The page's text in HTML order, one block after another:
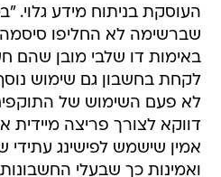
העוסקת בניתוח מידע גלוי.
שברשימה לא החליפו סיסמה
באימות דו שלבי מובן שהם
לקחת בחשבון גם שימוש
לא פעם השימוש של
דווקא לצורך פריצה מיידית
אמין שישמש לפישינג עתידי
ואמינות כך שבעלי